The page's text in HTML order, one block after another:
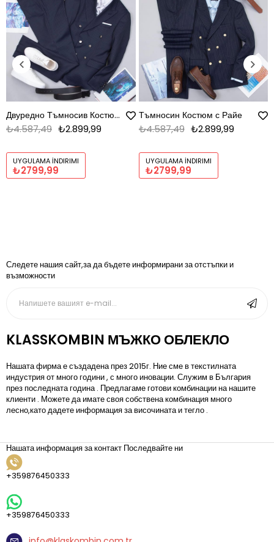
Двуредно Тъмносив Костюм Комплект
₺2.899,99
₺4.587,49
UYGULAMA İNDIRIMI
₺2799,99
Тъмносин Костюм с Райе
₺2.899,99
₺4.587,49
UYGULAMA İNDIRIMI
₺2799,99
Следете нашия сайт,за да бъдете информирани за отстъпки и
възможности
KLASSKOMBIN МЪЖКО ОБЛЕКЛО
Нашата фирма е създадена през 2015г. Ние сме в текстилната
индустрия от много години , с много иновации. Служим в България
през последната година . Предлагаме готови комбинации на нашите
клиенти . Можете да имате своя собствена комбинация много
лесно,като дадете информация за височината и тегло .
Нашата информация за контакт
+359876450333
+359876450333
Последвайте ни